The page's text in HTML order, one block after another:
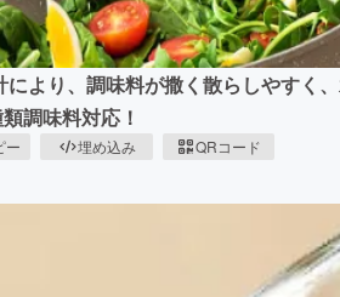
より、調味料が撒く散らしやすく
調味料対応！
ー 埋め込み QRコード